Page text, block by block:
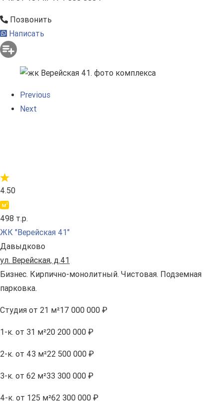
Позвонить
Написать
Previous
Next
4.50
498 т.р.
ЖК "Верейская 41"
Давыдково
ул. Верейская, д.41
Бизнес. Кирпично-монолитный. Чистовая. Подземная
парковка.
Студия от 21 м²17 000 000 ₽
1-к. от 31 м²20 200 000 ₽
2-к. от 43 м²22 500 000 ₽
3-к. от 62 м²33 300 000 ₽
4-к. от 125 м²62 300 000 ₽